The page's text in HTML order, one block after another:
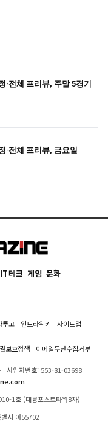
·전체 프리뷰, 주말 5경기
·전체 프리뷰, 금요일
IT테크 게임 문화
투고 인트라위키 사이트맵
보호정책 이메일무단수집거부
사업자번호: 553-81-03698
1호 (대륭포스트타워8차)
시 아55702